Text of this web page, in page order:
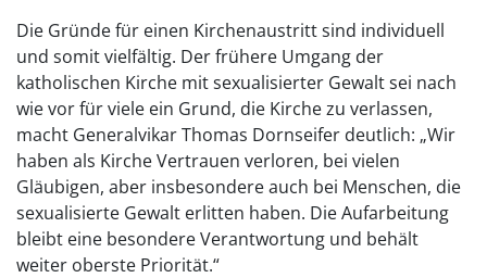
Die Gründe für einen Kirchenaustritt sind individuell
und somit vielfältig. Der frühere Umgang der
katholischen Kirche mit sexualisierter Gewalt sei nach
wie vor für viele ein Grund, die Kirche zu verlassen,
macht Generalvikar Thomas Dornseifer deutlich: „Wir
haben als Kirche Vertrauen verloren, bei vielen
Gläubigen, aber insbesondere auch bei Menschen, die
sexualisierte Gewalt erlitten haben. Die Aufarbeitung
bleibt eine besondere Verantwortung und behält
weiter oberste Priorität.“